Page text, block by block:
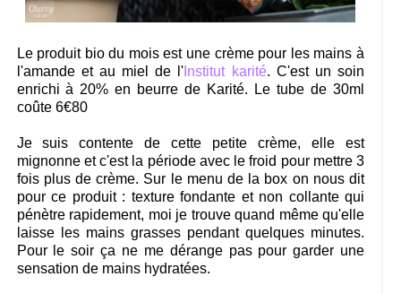
Le produit bio du mois est une crème pour les mains à
l'amande et au miel de l' Institut karité. C'est un soin
enrichi à 20% en beurre de Karité. Le tube de 30ml
coûte 6€80
Je suis contente de cette petite crème, elle est
mignonne et c'est la période avec le froid pour mettre 3
fois plus de crème. Sur le menu de la box on nous dit
pour ce produit : texture fondante et non collante qui
pénètre rapidement, moi je trouve quand même qu'elle
laisse les mains grasses pendant quelques minutes.
Pour le soir ça ne me dérange pas pour garder une
sensation de mains hydratées.